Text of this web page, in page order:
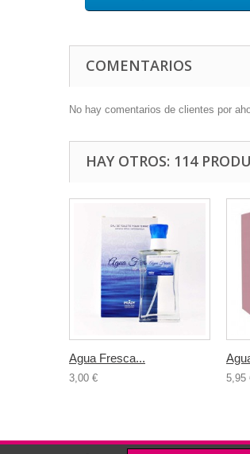
COMENTARIOS
No hay comentarios de clientes por
HAY OTROS: 114
Agua Fresca...
3,00 € 5,95